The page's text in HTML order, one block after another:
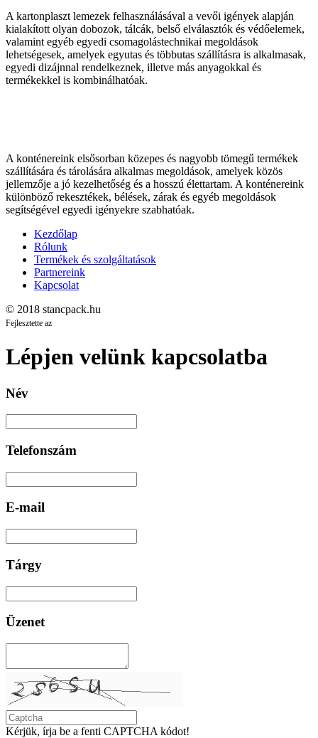
A kartonplaszt lemezek felhasználásával a vevői igények alapján
kialakított olyan dobozok, tálcák, belső elválasztók és védőelemek,
valamint egyéb egyedi csomagolástechnikai megoldások
lehetségesek, amelyek egyutas és többutas szállításra is alkalmasak,
egyedi dizájnnal rendelkeznek, illetve más anyagokkal és
termékekkel is kombinálhatóak.
A konténereink elsősorban közepes és nagyobb tömegű termékek
szállítására és tárolására alkalmas megoldások, amelyek közös
jellemzője a jó kezelhetőség és a hosszú élettartam. A konténereink
különböző rekesztékek, bélések, zárak és egyéb megoldások
segítségével egyedi igényekre szabhatóak.
Kezdőlap
Rólunk
Termékek és szolgáltatások
Partnereink
Kapcsolat
© 2018 stancpack.hu
Fejlesztette az
Lépjen velünk kapcsolatba
Név
Telefonszám
E-mail
Tárgy
Üzenet
Kérjük, írja be a fenti CAPTCHA kódot!